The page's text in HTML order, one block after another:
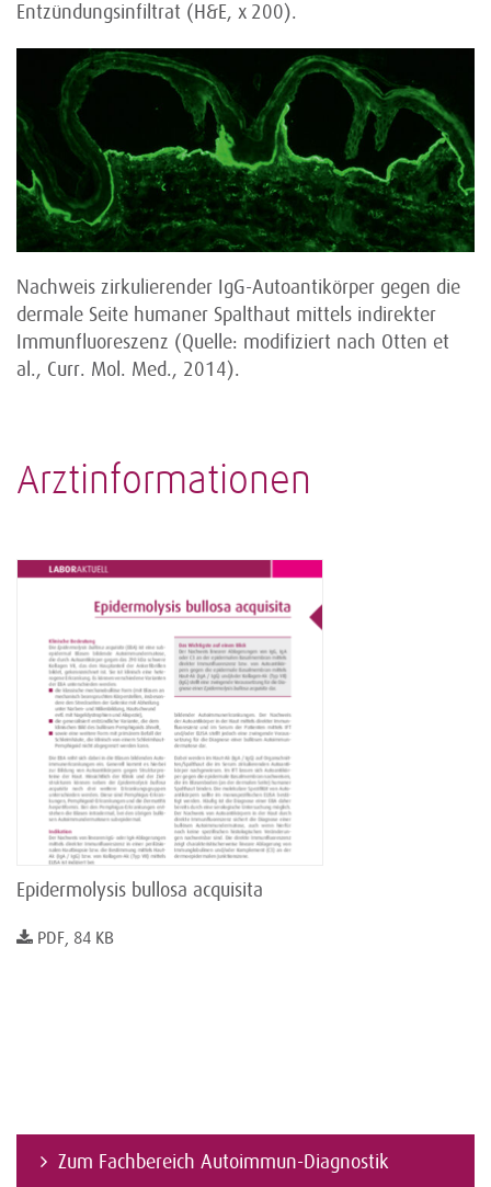
Entzündungsinfiltrat (H&E, x 200).
Nachweis zirkulierender IgG-Autoantikörper gegen die
dermale Seite humaner Spalthaut mittels indirekter
Immun­fluoreszenz (Quelle: modifiziert nach Otten et
al., Curr. Mol. Med., 2014).
Arztinformationen
Epidermolysis bullosa acquisita
PDF, 84 KB
Zum Fachbereich Autoimmun-Diagnostik